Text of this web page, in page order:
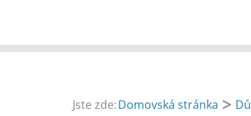
Jste zde:Domovská stránka